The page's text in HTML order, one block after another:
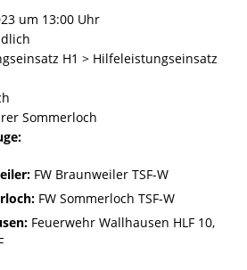
um 13:00 Uhr
H1 > Hilfeleistungseinsatz
Sommerloch
FW Braunweiler TSF-W
FW Sommerloch TSF-W
Feuerwehr Wallhausen HLF 10,